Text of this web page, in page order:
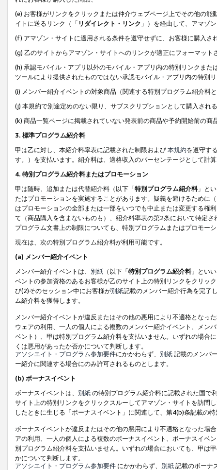
(e) お客様がリンクをクリックまたは仲介ウェブページ上でその他の
イトに送るリンク（「 リダイレクト・リンク 」）を経由して、アマゾ
(f) アマゾン・サイトに適用される条件を遵守せずに、お客様に購入さ
(g) 乙のサイトからアマゾン・サイトへのリンクが適正にフォーマッ
(h) 承認モバイル・アプリ以外のモバイル・アプリ内の特別リンクま
ツールにより提供されたものではない承認モバイル・アプリ内の特別
(i) メンバー紹介イベントの対象商品（関連する特別プログラム紹介料
(j) 本規約で別途定めのない限り、サブスクリプションとして購入され
(k) 商品一覧ページに掲載されていない発表前の商品や予約開始前の商
3. 標準プログラム紹介料
甲は乙に対し、本紹介料率表に記載された制限および本規約を遵守す
す。）を支払います。紹介料は、適格収入のパーセンテージとして計
4. 特別プログラム紹介料またはプロモーション
甲は随時、追加または代替紹介料（以下「特別プログラム紹介料」と
たはプロモーションを実施することがあります。疑義を避けるために
はプロモーションの全部または一部をいつでも中止または変更する権
て（商品購入を含まないものも）、紹介料率表の第2条において特定
プログラム文書上の制限についても、特別プログラムまたはプロモー
現在は、次の特別プログラム紹介料が利用可能です。
(a) メンバー紹介イベント
メンバー紹介イベントは、 別紙 （以下「特別プログラム紹介料」とい
ベントの参加資格のあるお客様が乙のサイト上の特別リンクをクリッ
び(2)そのセッション中にお客様が別紙記載のメンバー紹介行為を完了
ム紹介料を獲得します。
メンバー紹介イベントが違反またはその他の悪用により不適格となっ
ウェアの利用、一人の個人による複数のメンバー紹介イベント、メン
ベント）、甲は特別プログラム紹介料を支払いません。いずれの場合
くは悪用があったか否かについて判断します。
アソシエイト・プログラム参加要件にかかわらず、 別紙記載のメンバ
ー紹介に関連する場合にのみ許可されるものとします。
(b) ボーナスイベント
ボーナスイベントは、 別紙の特別プログラム紹介料に記載された国で
サイト上の特別リンクをクリックスルーしてアマゾン・サイトを訪問
したときに生じる「ボーナスイベント」に関連して、第4(b)条記載の
ボーナスイベントが違反またはその他の悪用により不適格となった場
アの利用、一人の個人による複数のボーナスイベント、ボーナスイベ
別プログラム紹介料を支払いません。いずれの場合においても、甲は
かについて判断します。
アソシエイト・プログラム参加要件 にかかわらず、 別紙記載のボーナ